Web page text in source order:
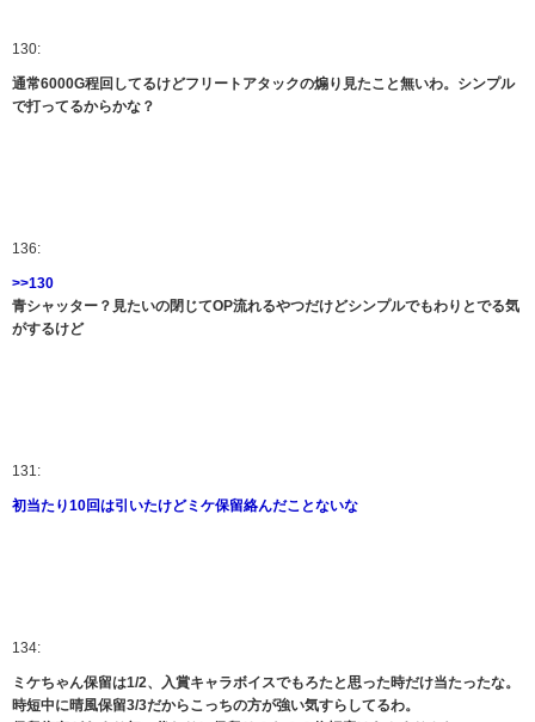
130:
通常6000G程回してるけどフリートアタックの煽り見たこと無いわ。シンプル
で打ってるからかな？
136:
>>130
青シャッター？見たいの閉じてOP流れるやつだけどシンプルでもわりとでる気
がするけど
131:
初当たり10回は引いたけどミケ保留絡んだことないな
134:
ミケちゃん保留は1/2、入賞キャラボイスでもろたと思った時だけ当たったな。
時短中に晴風保留3/3だからこっちの方が強い気すらしてるわ。